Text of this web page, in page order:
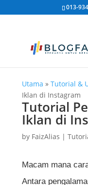
013-
Utama » Tutorial &
Iklan di Instagram
Tutorial
Iklan di
by FaizAlias |
Macam mana
Antara